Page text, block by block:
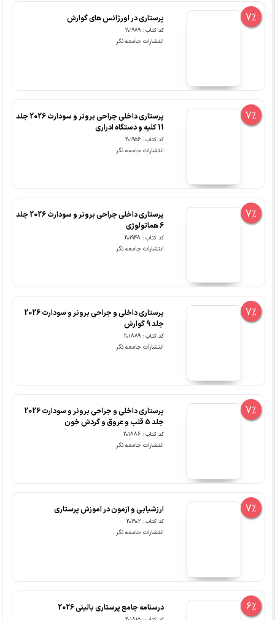
7% پرستاری در اورژانس های گوارش
کد کتاب : 201989
انتشارات جامعه نگر
7%
پرستاری داخلی جراحی برونر و سودارث 2026 جلد
11 کلیه و دستگاه ادراری
کد کتاب : 201956
انتشارات جامعه نگر
7%
پرستاری داخلی جراحی برونر و سودارث 2026 جلد
6 هماتولوژی
کد کتاب : 201948
انتشارات جامعه نگر
7%
پرستاری داخلی و جراحی برونر و سودارث 2026
جلد 9 گوارش
کد کتاب : 201889
انتشارات جامعه نگر
7%
پرستاری داخلی و جراحی برونر و سودارث 2026
جلد 5 قلب و عروق و گردش خون
کد کتاب : 201886
انتشارات جامعه نگر
7% ارزشیابی و آزمون در آموزش پرستاری
کد کتاب : 201902
انتشارات جامعه نگر
6% درسنامه جامع پرستاری بالینی 2026